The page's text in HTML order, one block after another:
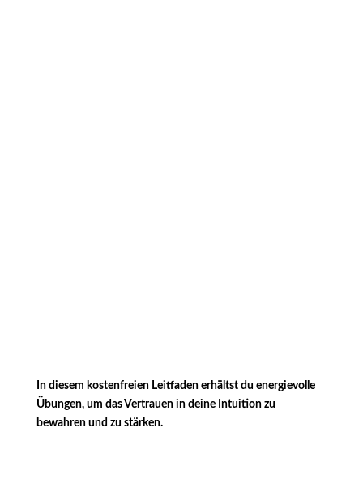
In diesem kostenfreien Leitfaden erhältst du energievolle
Übungen, um das Vertrauen in deine Intuition zu
bewahren und zu stärken.